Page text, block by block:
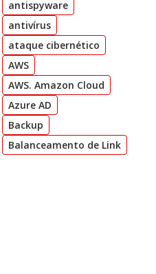
antispyware
antivírus
ataque cibernético
AWS
AWS. Amazon Cloud
Azure AD
Backup
Balanceamento de Link